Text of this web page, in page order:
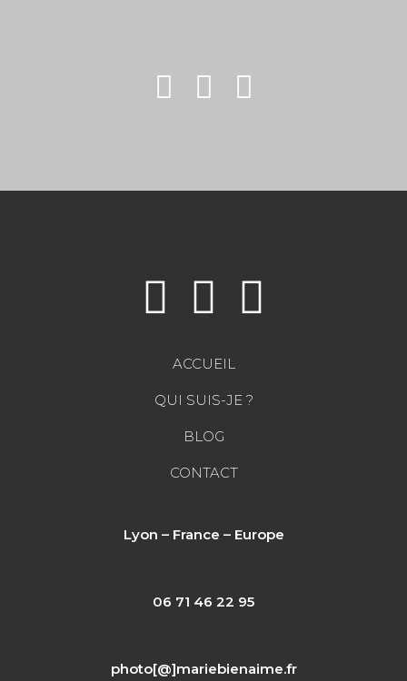
ACCUEIL
QUI SUIS-JE ?
BLOG
CONTACT
Lyon – France – Europe
06 71 46 22 95
photo[@]mariebienaime.fr